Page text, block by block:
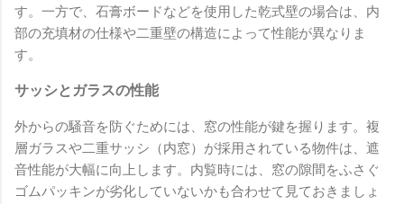
す。一方で、石膏ボードなどを使用した乾式壁の場合は、内
部の充填材の仕様や二重壁の構造によって性能が異なりま
す。
サッシとガラスの性能
外からの騒音を防ぐためには、窓の性能が鍵を握ります。複
層ガラスや二重サッシ（内窓）が採用されている物件は、遮
音性能が大幅に向上します。内覧時には、窓の隙間をふさぐ
ゴムパッキンが劣化していないかも合わせて見ておきましょ